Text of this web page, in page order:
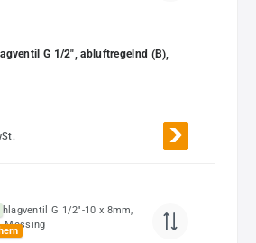
G 1/2", abluftregelnd (B),